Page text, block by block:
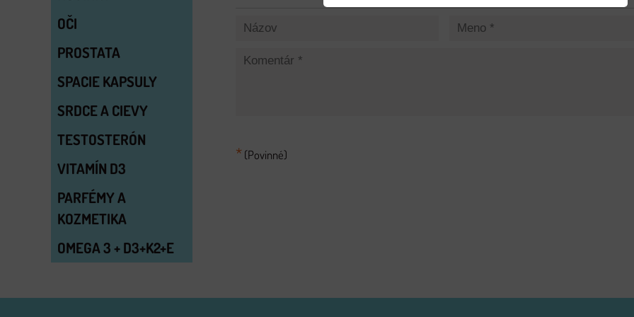
*(Povinné)
OČI
PROSTATA
SPACIE KAPSULY
SRDCE A CIEVY
TESTOSTERÓN
VITAMÍN D3
PARFÉMY A
KOZMETIKA
OMEGA 3 + D3+K2+E